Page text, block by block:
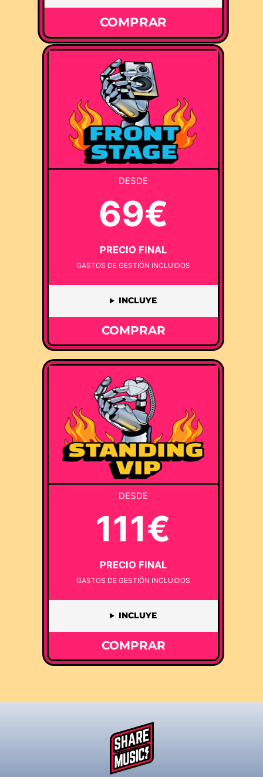
COMPRAR
DESDE
69€
PRECIO FINAL
GASTOS DE GESTIÓN INCLUIDOS
INCLUYE
COMPRAR
DESDE
111€
PRECIO FINAL
GASTOS DE GESTIÓN INCLUIDOS
INCLUYE
COMPRAR